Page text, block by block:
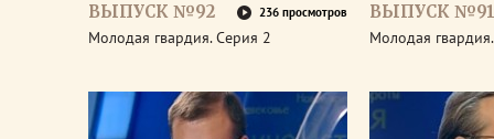
ВЫПУСК №92 236 просмотров
Молодая гвардия. Серия 2
ВЫПУСК №91
Молодая